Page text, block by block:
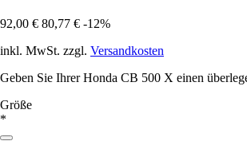
92,00 € 80,77 € -12%
inkl. MwSt. zzgl. Versandkosten
Geben Sie Ihrer Honda CB 500 X einen
Größe
*